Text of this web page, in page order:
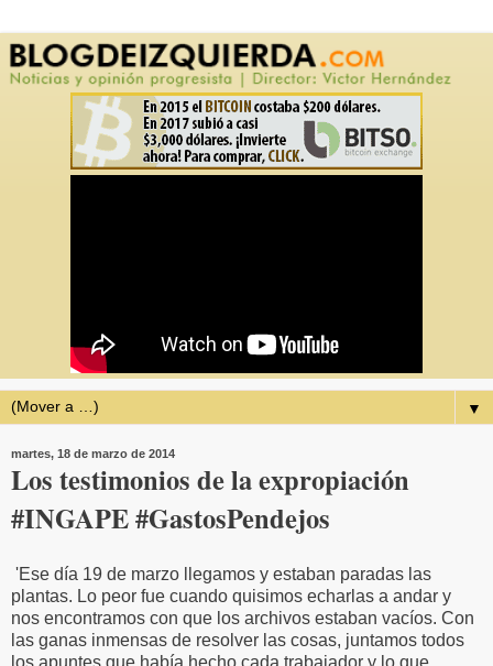
▼
martes, 18 de marzo de 2014
Los testimonios de la expropiación
#INGAPE #GastosPendejos
'Ese día 19 de marzo llegamos y estaban paradas las
plantas. Lo peor fue cuando quisimos echarlas a andar y
nos encontramos con que los archivos estaban vacíos. Con
las ganas inmensas de resolver las cosas, juntamos todos
los apuntes que había hecho cada trabajador y lo que